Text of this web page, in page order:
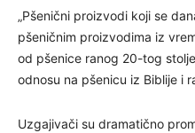
„Pšenični proizvodi koji se
pšeničnim proizvodima iz
od pšenice ranog 20-tog
odnosu na pšenicu iz Biblije i
Uzgajivači su dramatično